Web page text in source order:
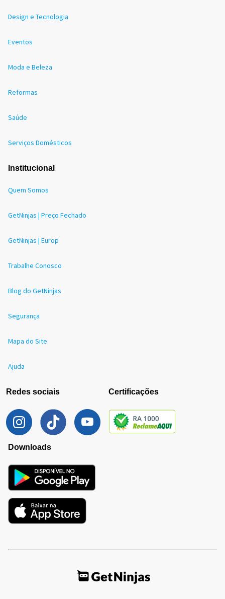
Design e Tecnologia
Eventos
Moda e Beleza
Reformas
Saúde
Serviços Domésticos
Institucional
Quem Somos
GetNinjas | Preço Fechado
GetNinjas | Europ
Trabalhe Conosco
Blog do GetNinjas
Segurança
Mapa do Site
Ajuda
Redes sociais Certificações
Downloads